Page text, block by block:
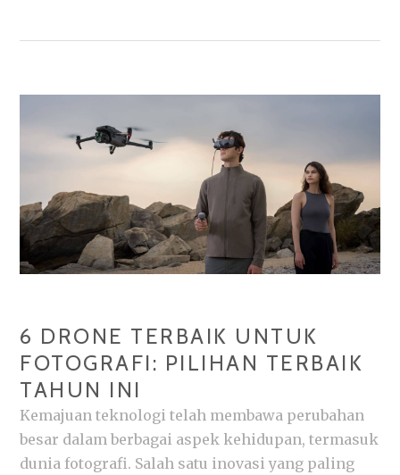
6 DRONE TERBAIK UNTUK
FOTOGRAFI: PILIHAN TERBAIK
TAHUN INI
Kemajuan teknologi telah membawa perubahan
besar dalam berbagai aspek kehidupan, termasuk
dunia fotografi. Salah satu inovasi yang paling